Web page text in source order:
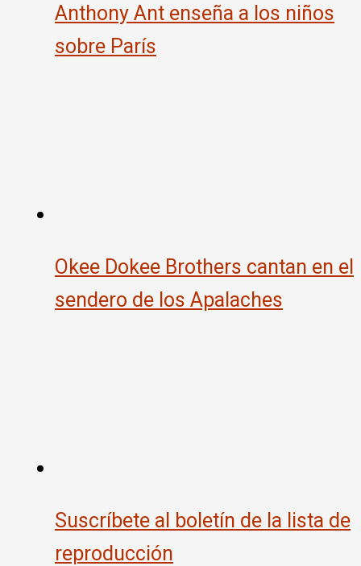
Anthony Ant enseña a los niños
sobre París
Okee Dokee Brothers cantan en el
sendero de los Apalaches
Suscríbete al boletín de la lista de
reproducción